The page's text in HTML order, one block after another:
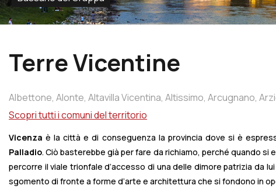
Terre Vicentine
Albettone, Alonte, AltavillaVicentina, Altissimo, Arcugnano,
DelGrappa,BolzanoVicentino,Brendola,
Di Zocco, Grumolo DelleAbbadesse, Longare, Lonigo,Lusiana
Montegaldella, Monticello ConteOtto,Nanto, Nogarole
Grappa, Pozzoleone,QuintoVicentino,Recoaro Terme,
Mussolino,Sandrigo,Schiavon, Solagna,Sossano, Sovizzo,
Scopri tutti i comuni del territorio
Vicenza è la città e di conseguenza la provincia dove si è
Palladio. Ciò basterebbe già per fare da richiamo, perché quando
percorre il viale trionfale d’accesso di una delle dimore patrizia da
sgomento di fronte a forme d’arte e architettura che si fondono in